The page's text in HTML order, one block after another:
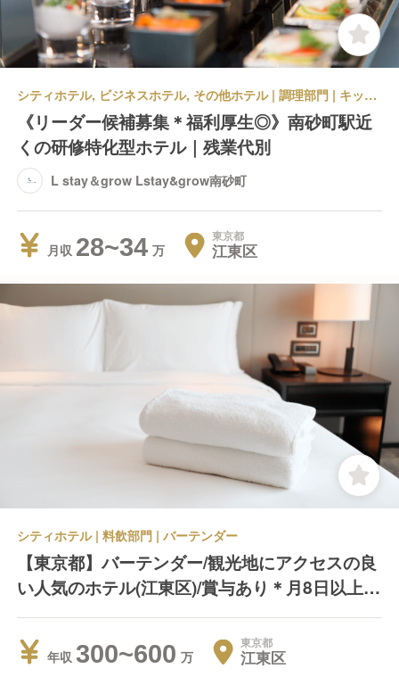
シティホテル, ビジネスホテル, その他ホテル | 調理部門 | キッチンスタッフ | L stay＆grow Lstay&grow南砂町
《リーダー候補募集＊福利厚生◎》南砂町駅近
くの研修特化型ホテル｜残業代別
L stay＆grow Lstay&grow南砂町
月収 28~34 東京都
江東区
シティホテル | 料飲部門 | バーテンダー
【東京都】バーテンダー/観光地にアクセスの良
い人気のホテル(江東区)/賞与あり＊月8日以上休
み＊残業代別途支給
年収 300~600 東京都
江東区